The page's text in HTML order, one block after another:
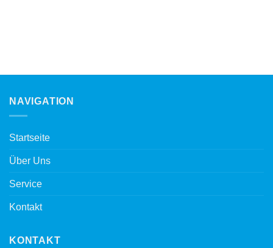
NAVIGATION
Startseite
Über Uns
Service
Kontakt
KONTAKT